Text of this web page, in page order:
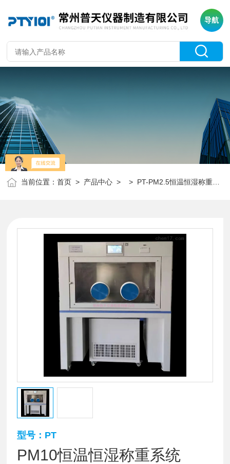
导航
当前位置：首页 > 产品中心 > > PT-PM2.5恒温恒湿称重系统
型号：PT
PM10恒温恒湿称重系统